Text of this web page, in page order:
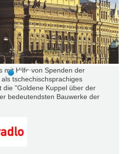
mit Hilfe von Spenden der
tschechischsprachiges
die "Goldene Kuppel über der
bedeutendsten Bauwerke der